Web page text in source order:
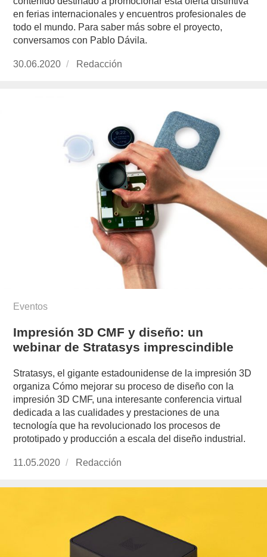
en ferias internacionales y encuentros profesionales de
todo el mundo. Para saber más sobre el proyecto,
conversamos con Pablo Dávila.
Publicado
30.06.2020 https://www.experimenta.es/author/redaccion/
Redacción
Eventos
Impresión 3D CMF y diseño: un
webinar de Stratasys imprescindible
Stratasys, el gigante estadounidense de la impresión 3D
organiza Cómo mejorar su proceso de diseño con la
impresión 3D CMF, una interesante conferencia virtual
dedicada a las cualidades y prestaciones de una
tecnología que ha revolucionado los procesos de
prototipado y producción a escala del diseño industrial.
Publicado
11.05.2020 https://www.experimenta.es/author/redaccion/
Redacción